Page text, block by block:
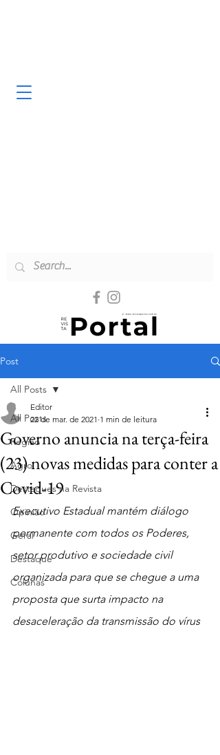
Post
All Posts
Região
Agro
Destaques na Revista
Opinião
Geral
Destaque
Colunas
All Posts
Governo anuncia na terça-feira
(23) novas medidas para conter a
Covid-19
Editor
22 de mar. de 2021 1 min de leitura
Executivo Estadual mantém diálogo
permanente com todos os Poderes,
setor produtivo e sociedade civil
organizada para que se chegue a uma
proposta que surta impacto na
desaceleração da transmissão do vírus